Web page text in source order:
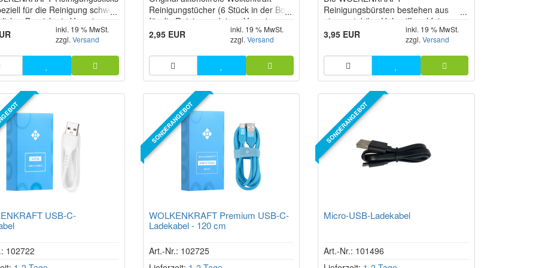
für die Reinigung schwer
Bereiche in Vaporizern
WOLKENKRAFT LIVE sowie
ÄRiS ULTRA oder FX MINI
MINI ULTRA entwickelt. Sie
eine präzise Reinigung
engen
und empfindlichen
inkl. 19 % MwSt.
zzgl. Versand
Reinigungstücher (6 Stück in der Box)
für die Reinigung deines Vaporizers
und des Zubehörs.
2,95 EUR
inkl. 19 % MwSt.
zzgl.Versand
Reinigungsbürsten bestehen aus
einem stabilen Holzgriff und feinen
Naturhaaren und sind für die
gründliche Reinigung der zuvor
runtergekühlten Kräuterkammer im
Vaporizer konzipiert. Sie eignen sich
für verschiedene Vaporizer wie
WOLKENKRAFT FX MINI ULTRA,
ÄRiS ULTRA und LIVE.
3,95 EUR
inkl. 19 % MwSt.
zzgl. Versand
USB-C-
102722
SONDERANGEBOT
WOLKENKRAFT Premium USB-C-
Ladekabel - 120 cm
Art.-Nr.: 102725
SONDERANGEBOT
Micro-USB-Ladekabel
Art.-Nr.: 101496